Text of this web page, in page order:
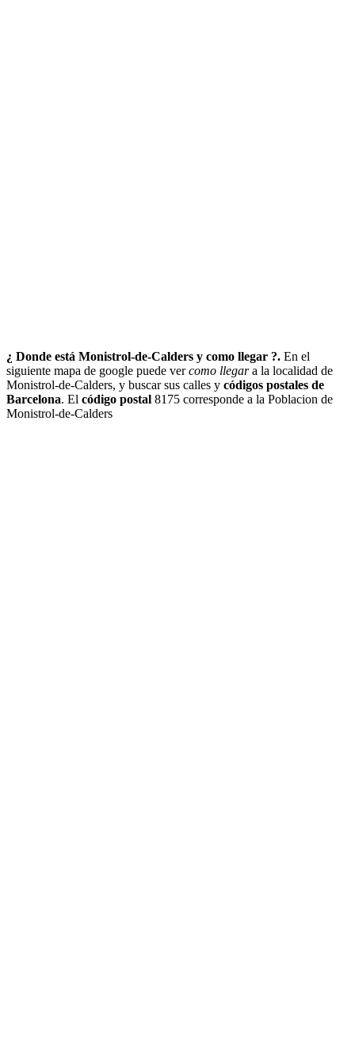
¿ Donde está Monistrol-de-Calders y como llegar ?. En el
siguiente mapa de google puede vercomo llegara la localidad de
Monistrol-de-Calders, y buscar sus calles y códigos postales de
Barcelona. El código postal 8175 corresponde a la Poblacion de
Monistrol-de-Calders